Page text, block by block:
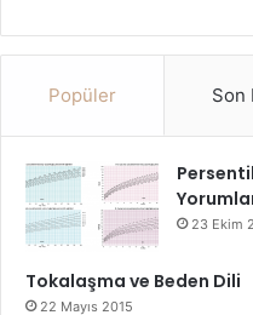
Popüler Son
23 Ekim
Tokalaşma ve Beden Dili
22 Mayıs 2015